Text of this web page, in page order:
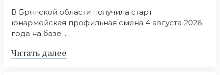
В Брянской области получила старт
юнармейская профильная смена 4 августа 2026
года на базе ...
Читать далее